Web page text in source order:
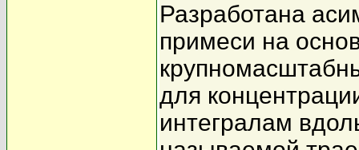
Разработана
примеси на
для
интегралам